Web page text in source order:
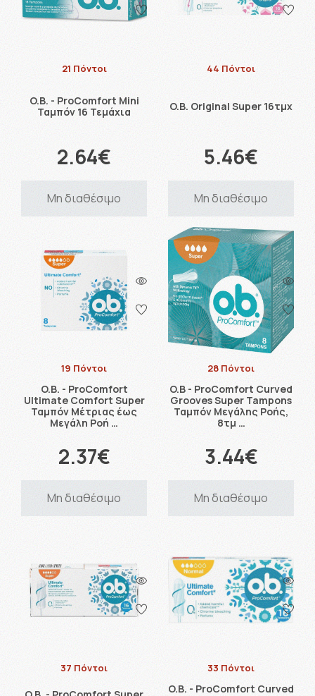
21 Πόντοι
O.B. - ProComfort Mini
Ταμπόν 16 Τεμάχια
2.64€
Μη διαθέσιμο
44 Πόντοι
O.B. Original Super 16τμχ
5.46€
Μη διαθέσιμο
19 Πόντοι
O.B. - ProComfort
Ultimate Comfort Super
Ταμπόν Μέτριας έως
Μεγάλη Ροή …
2.37€
Μη διαθέσιμο
28 Πόντοι
O.B - ProComfort Curved
Grooves Super Tampons
Ταμπόν Μεγάλης Ροής,
8τμ …
3.44€
Μη διαθέσιμο
37 Πόντοι 33 Πόντοι
O.B. - ProComfort Curved